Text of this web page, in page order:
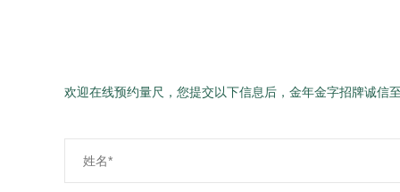
欢迎在线预约量尺，您提交以下信息后，金年金字招牌诚信